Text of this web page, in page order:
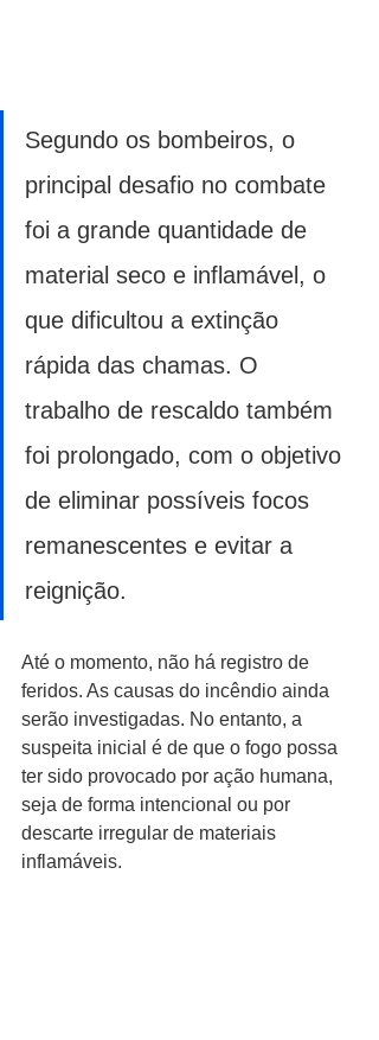
Segundo os bombeiros, o
principal desafio no combate
foi a grande quantidade de
material seco e inflamável, o
que dificultou a extinção
rápida das chamas. O
trabalho de rescaldo também
foi prolongado, com o objetivo
de eliminar possíveis focos
remanescentes e evitar a
reignição.
Até o momento, não há registro de
feridos. As causas do incêndio ainda
serão investigadas. No entanto, a
suspeita inicial é de que o fogo possa
ter sido provocado por ação humana,
seja de forma intencional ou por
descarte irregular de materiais
inflamáveis.